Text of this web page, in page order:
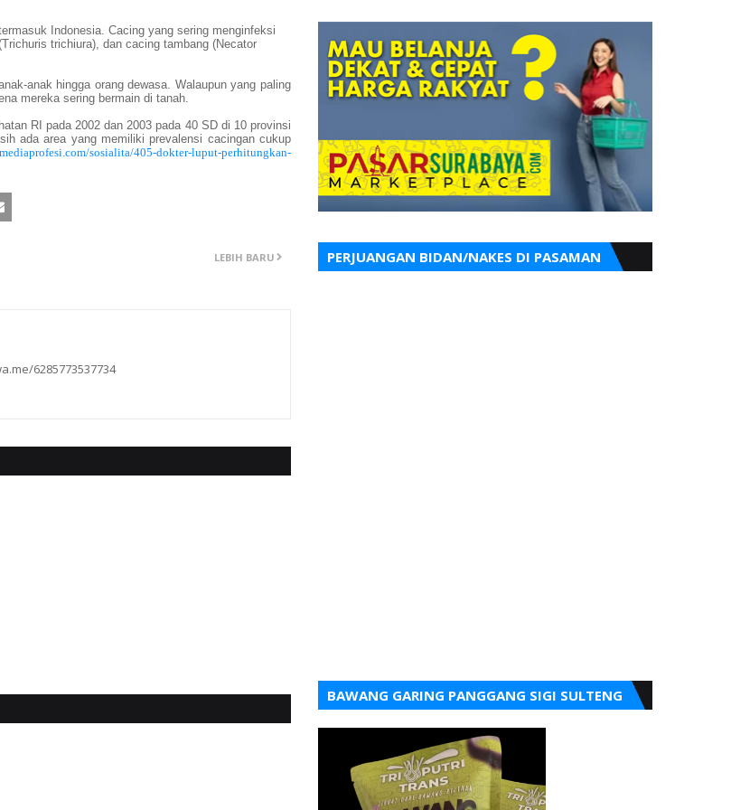
Indonesia. Cacing yang sering menginfeksi
trichiura), dan cacing tambang (Necator
anak hingga orang dewasa. Walaupun yang paling
mereka sering bermain di tanah.
RI pada 2002 dan 2003 pada 40 SD di 10 provinsi
ada area yang memiliki prevalensi cacingan cukup
sosialita/405-dokter-luput-perhitungkan-
LEBIH BARU
6285773537734
PERJUANGAN BIDAN/NAKES DI PASAMAN
BAWANG GARING PANGGANG SIGI SULTENG